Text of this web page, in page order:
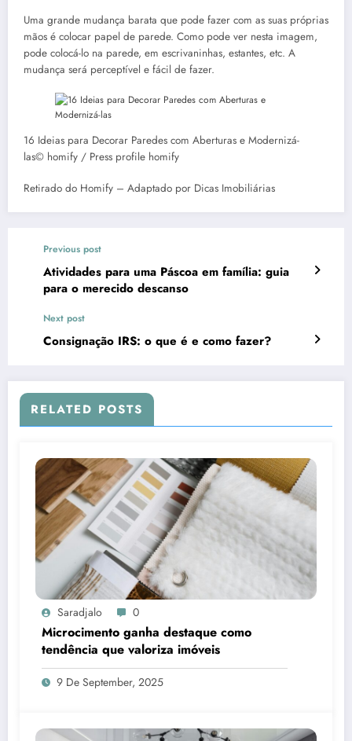
Uma grande mudança barata que pode fazer com as suas próprias
mãos é colocar papel de parede. Como pode ver nesta imagem,
pode colocá-lo na parede, em escrivaninhas, estantes, etc. A
mudança será perceptível e fácil de fazer.
16 Ideias para Decorar Paredes com Aberturas e Modernizá-
las© homify / Press profile homify
Retirado do Homify – Adaptado por Dicas Imobiliárias
Previous post
Atividades para uma Páscoa em família: guia
para o merecido descanso
Next post
Consignação IRS: o que é e como fazer?
RELATED POSTS
Saradjalo 0
Microcimento ganha destaque como
tendência que valoriza imóveis
9 De September, 2025